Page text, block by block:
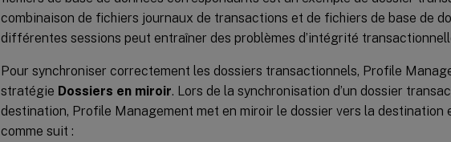
combinaison de fichiers journaux de transactions et de fichiers de base de
différentes sessions peut entraîner des problèmes d’intégrité
Pour synchroniser correctement les dossiers transactionnels, Profile
stratégie Dossiers en miroir. Lors de la synchronisation d’un dossier
destination, Profile Management met en miroir le dossier vers la destination
comme suit :